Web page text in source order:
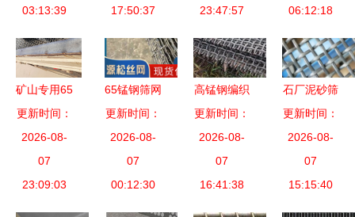
03:13:39
网袋、铁丝
采购与产品
询价指南
17:50:37
货与高清实
23:47:57
制品厂（筛
绍
06:12:18
矿山专用65
锰钢编织网
筛网 性能
与应用全解
析
更新时间：
2026-08-
07
23:09:03
65锰钢筛网
高强度与耐
磨性的完美
结合
更新时间：
2026-08-
07
00:12:30
高锰钢编织
震动筛网
川宇筛网在
工业筛选中
的卓越表现
更新时间：
2026-08-
07
16:41:38
石厂泥砂筛
分首选小孔
锰钢编织筛
网与不锈钢
筛网，轧花
更新时间：
2026-08-
07
15:15:40